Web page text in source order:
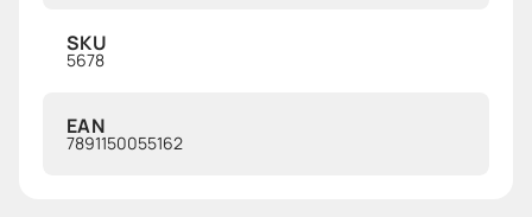
SKU
5678
EAN
7891150055162